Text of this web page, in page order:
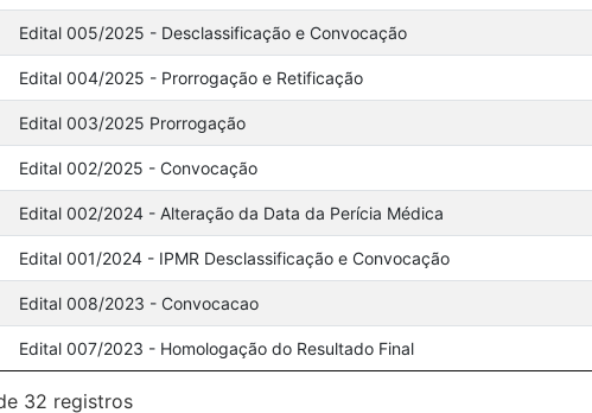
Edital 005/2025 - Desclassificação e Convocação
Edital 004/2025 - Prorrogação e Retificação
Edital 003/2025 Prorrogação
Edital 002/2025 - Convocação
Edital 002/2024 - Alteração da Data da Perícia Médica
Edital 001/2024 - IPMR Desclassificação e Convocação
Edital 008/2023 - Convocacao
Edital 007/2023 - Homologação do Resultado Final
32 registros